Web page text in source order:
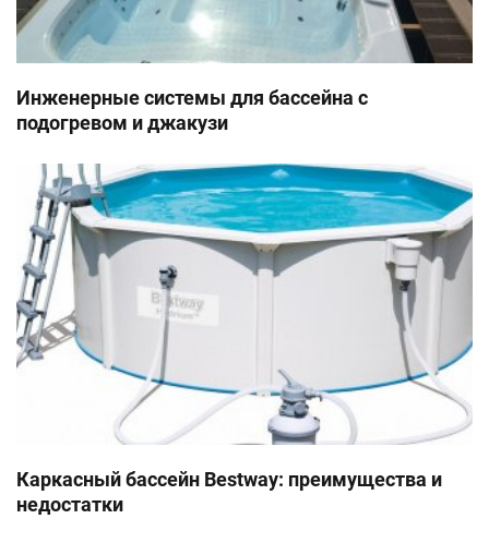
Инженерные системы для бассейна с
подогревом и джакузи
Каркасный бассейн Bestway: преимущества и
недостатки